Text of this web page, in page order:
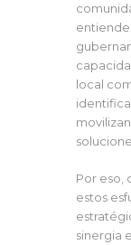
local
Por eso,
estos
sinergia